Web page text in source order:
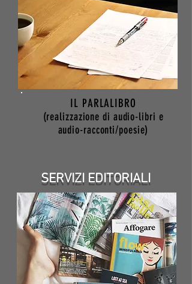
IL PARLALIBRO
(realizzazione di audio-libri e
audio-racconti/poesie)
SERVIZI EDITORIALI